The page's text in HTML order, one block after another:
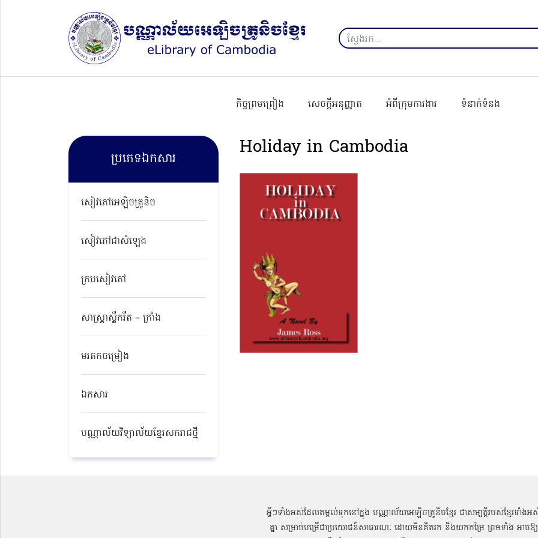
កិច្ចព្រមព្រៀង សេចក្ដីអនុញ្ញាត អំពីក្រុមការងារ ទំនាក់ទំនង
ប្រភេទឯកសារ
សៀវភៅអេឡិចត្រូនិច
សៀវភៅជាសំឡេង
ក្របសៀវភៅ
សាស្ត្រាស្លឹករឹត – ក្រាំង
មរតកចម្រៀង
ឯកសារ
បណ្ណាល័យវិទ្យាល័យខ្មែរសករាជថ្មី​
Holiday in Cambodia
អ្វីៗទាំងអស់ដែលតម្កល់ទុកនៅក្នុង បណ្ណាល័យអេឡិចត្រូនិចខ្មែរ ជាសម្បតិ្តរបស់ខ្មែរទាំងអ
គ្នា សម្រាប់បម្រើជាប្រយោជន៍សាធារណៈ ដោយមិនគិតរក និងយកកម្រៃ ព្រមទាំង អាចឱ្យ